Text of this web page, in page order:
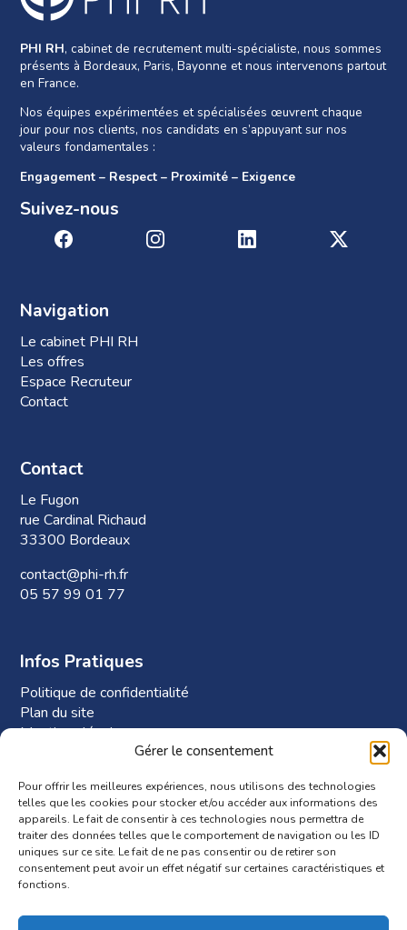
Gérer le consentement
Pour offrir les meilleures expériences, nous utilisons des technologies
telles que les cookies pour stocker et/ou accéder aux informations des
appareils. Le fait de consentir à ces technologies nous permettra de
traiter des données telles que le comportement de navigation ou les ID
uniques sur ce site. Le fait de ne pas consentir ou de retirer son
consentement peut avoir un effet négatif sur certaines caractéristiques et
fonctions.
PHI RH, cabinet de recrutement multi-spécialiste, nous sommes
présents à Bordeaux, Paris, Bayonne et nous intervenons partout
en France.
Nos équipes expérimentées et spécialisées œuvrent chaque
jour pour nos clients, nos candidats en s’appuyant sur nos
valeurs fondamentales :
Engagement – Respect – Proximité – Exigence
Suivez-nous
Navigation
Le cabinet PHI RH
Les offres
Espace Recruteur
Contact
Contact
Le Fugon
rue Cardinal Richaud
33300 Bordeaux
contact@phi-rh.fr
05 57 99 01 77
Infos Pratiques
Politique de confidentialité
Plan du site
Mentions légales
Plan d’accès à Phi-RH